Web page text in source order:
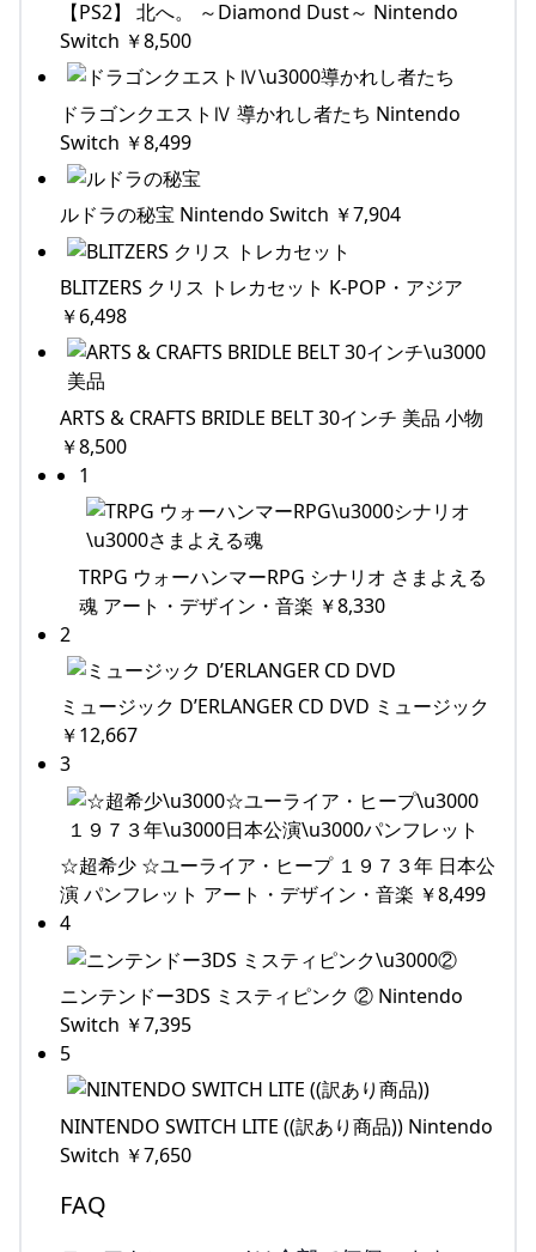
【PS2】 北へ。 ～Diamond Dust～ Nintendo
Switch ￥8,500
ドラゴンクエストⅣ 導かれし者たち Nintendo
Switch ￥8,499
ルドラの秘宝 Nintendo Switch ￥7,904
BLITZERS クリス トレカセット K-POP・アジア
￥6,498
ARTS & CRAFTS BRIDLE BELT 30インチ 美品 小物
￥8,500
1
TRPG ウォーハンマーRPG シナリオ さまよえる
魂 アート・デザイン・音楽 ￥8,330
2
ミュージック D’ERLANGER CD DVD ミュージック
￥12,667
3
☆超希少 ☆ユーライア・ヒープ １９７３年 日本公
演 パンフレット アート・デザイン・音楽 ￥8,499
4
ニンテンドー3DS ミスティピンク ② Nintendo
Switch ￥7,395
5
NINTENDO SWITCH LITE ((訳あり商品)) Nintendo
Switch ￥7,650
FAQ